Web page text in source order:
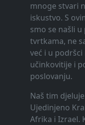
mnoge stvari
iskustvo. S
smo se našli
tvrtkama, ne
već i u
učinkovitije i
poslovanju.
Naš tim
Ujedinjeno
Afrika i Izrael.